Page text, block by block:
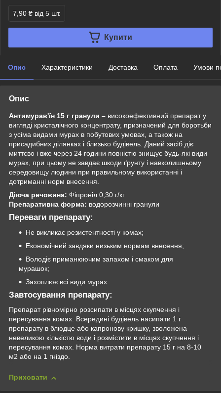
7,90 ₴ від 5 шт.
Купити
Опис Характеристики Доставка Оплата Умови
Опис
Антимурав'їн 15 г гранули – високоефективний препарат у
вигляді кристалічного концентрату, призначений для боротьби
з усіма видами мурах в побутових умовах, а також на
присадибних ділянках і близько будівель. Даний засіб діє
миттєво і вже через 24 години повністю знищує будь-які види
мурах, при цьому не завдає шкоди ґрунту і навколишньому
середовищу людини при правильному використанні і
дотриманні норм внесення.
Діюча речовина: Фіпроніл 0,30 г/кг
Препаративна форма: водорозчинні гранули
Переваги препарату:
Не викликає резистентності у комах;
Економічний завдяки низьким нормам внесення;
Володіє приманюючим запахом і смаком для
мурашок;
Захоплює всі види мурах.
Завтосування препарату:
Препарат рівномірно розсипати в місцях скупчення і
пересування комах. Всередині будівель насипати 1 г
препарату в блюдце або капронову кришку, зволожена
невеликою кількістю води і розмістити в місцях скупчення і
пересування комах. Норма витрати препарату 15 г на 8-10
м2 або на 1 гніздо.
Приховати